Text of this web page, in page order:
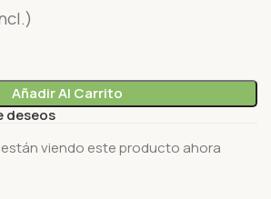
Añadir Al Carrito
deseos
viendo este producto ahora